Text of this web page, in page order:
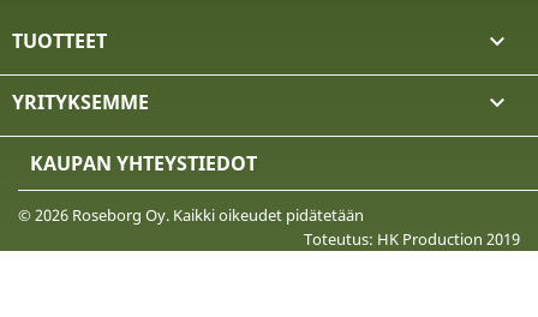
TUOTTEET 
YRITYKSEMME 
KAUPAN YHTEYSTIEDOT
© 2026 Roseborg Oy. Kaikki oikeudet pidätetään
Toteutus: HK Production 2019